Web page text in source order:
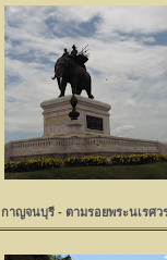
กาญจนบุรี - ตามรอยพระนเรศว